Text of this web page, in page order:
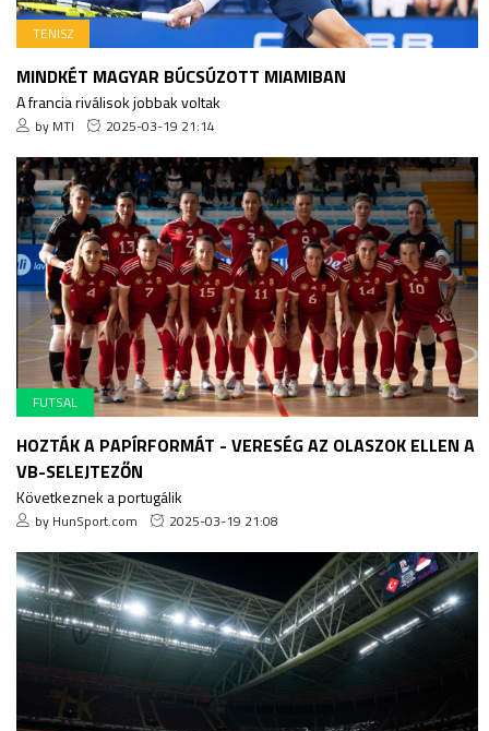
TENISZ
MINDKÉT MAGYAR BÚCSÚZOTT MIAMIBAN
A francia riválisok jobbak voltak
by MTI 2025-03-19 21:14
FUTSAL
HOZTÁK A PAPÍRFORMÁT - VERESÉG AZ OLASZOK ELLEN A
VB-SELEJTEZŐN
Következnek a portugálik
by HunSport.com 2025-03-19 21:08